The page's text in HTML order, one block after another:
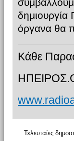
όργανα θα
Κάθε
Τελευταίες